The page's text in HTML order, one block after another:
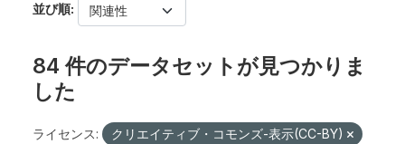
並び順
84 件のデータセットが見つかりま
した
ライセンス:
クリエイティブ・コモンズ-表示(CC-BY)